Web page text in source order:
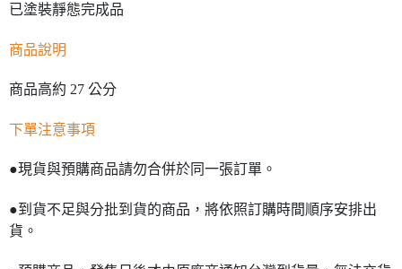
已塗裝靜態完成品
商品說明
商品高約 27 公分
下單注意事項
●現貨與預購商品請勿合併於同一張訂單。
●到貨不足與分批到貨的商品，將依照訂購時間順序安排出
貨。